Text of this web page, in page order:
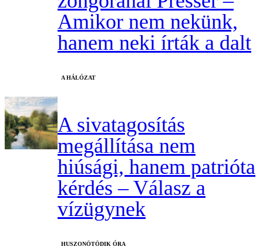
Amikor nem nekünk,
hanem neki írták a dalt
A HÁLÓZAT
A sivatagosítás
megállítása nem
hiúsági, hanem patrióta
kérdés – Válasz a
vízügynek
HUSZONÖTÖDIK ÓRA